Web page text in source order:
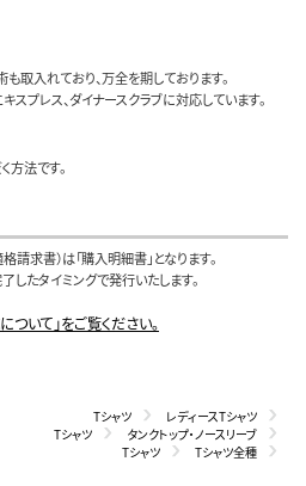
取入れており、万全を期しております。
スプレス、ダイナースクラブに対応しています。
方法です。
請求書）は「購入明細書」となります。
たタイミングで発行いたします。
いて」をご覧ください。
Tシャツ
レディースTシャツ
Tシャツ
タンクトップ・ノースリーブ
Tシャツ
Tシャツ全種